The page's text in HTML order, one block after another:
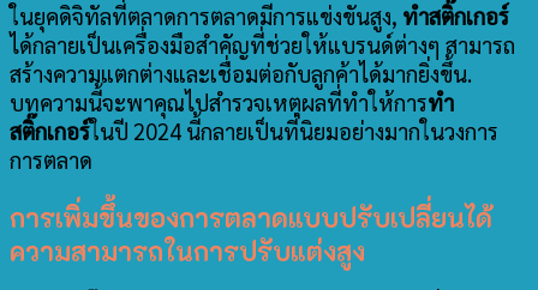
ในยุคดิจิทัลที่ตลาดการตลาดมีการแข่งขันสูง, ทำสติ๊กเกอร์
ได้กลายเป็นเครื่องมือสำคัญที่ช่วยให้แบรนด์ต่างๆ สามารถ
สร้างความแตกต่างและเชื่อมต่อกับลูกค้าได้มากยิ่งขึ้น.
บทความนี้จะพาคุณไปสำรวจเหตุผลที่ทำให้การทำ
สติ๊กเกอร์ในปี 2024 นี้กลายเป็นที่นิยมอย่างมากในวงการ
การตลาด
การเพิ่มขึ้นของการตลาดแบบปรับเปลี่ยนได้
ความสามารถในการปรับแต่งสูง